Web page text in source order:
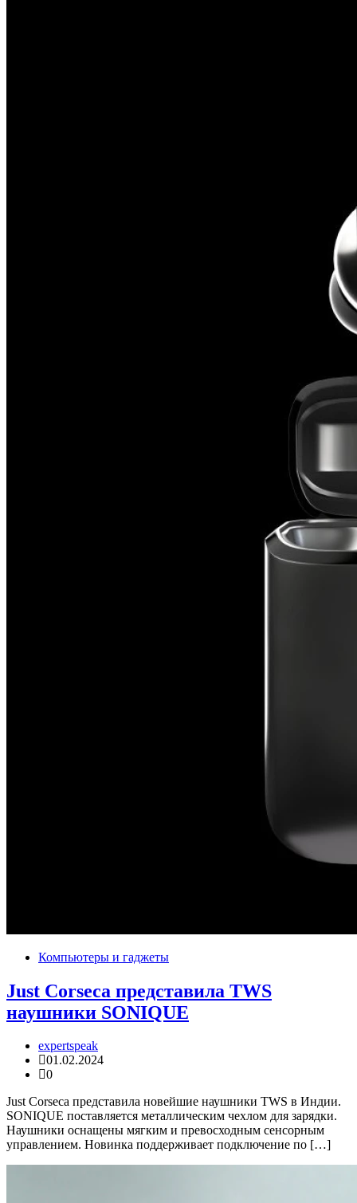
Компьютеры и гаджеты
Just Corseca представила TWS
наушники SONIQUE
expertspeak
01.02.2024
0
Just Corseca представила новейшие наушники TWS в Индии.
SONIQUE поставляется металлическим чехлом для зарядки.
Наушники оснащены мягким и превосходным сенсорным
управлением. Новинка поддерживает подключение по […]